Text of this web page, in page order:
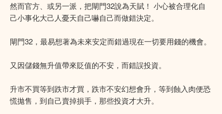
然而官方、或另一派，把閘門32說為天賦！ 小心被合理化自
己小事化大己人憂天自己嚇自己而做錯決定。
閘門32，最易想著為未來安定而錯過現在一切要用錢的機會。
又因儲錢無升值帶來貶值的不安，而錯誤投資。
升市不買等到跌市才買，跌市不安幻想會升，等到蝕入肉便恐
慌拋售，到自己賣掉損手，那些投資才大升。